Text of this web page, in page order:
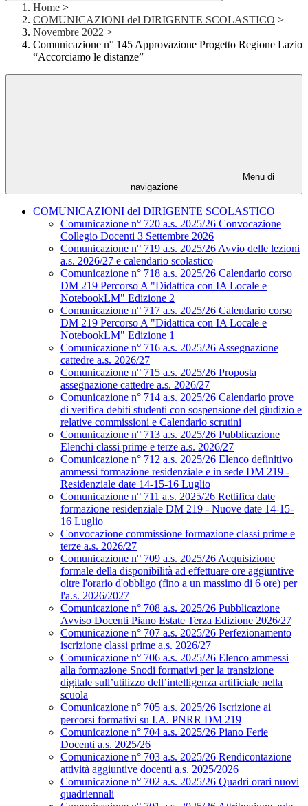
Home >
COMUNICAZIONI del DIRIGENTE SCOLASTICO >
Novembre 2022 >
Comunicazione n° 145 Approvazione Progetto Regione Lazio
“Accorciamo le distanze”
Menu di
navigazione
COMUNICAZIONI del DIRIGENTE SCOLASTICO
Comunicazione n° 720 a.s. 2025/26 Convocazione
Collegio Docenti 3 Settembre 2026
Comunicazione n° 719 a.s. 2025/26 Avvio delle lezioni
a.s. 2026/27 e calendario scolastico
Comunicazione n° 718 a.s. 2025/26 Calendario corso
DM 219 Percorso A "Didattica con IA Locale e
NotebookLM" Edizione 2
Comunicazione n° 717 a.s. 2025/26 Calendario corso
DM 219 Percorso A "Didattica con IA Locale e
NotebookLM" Edizione 1
Comunicazione n° 716 a.s. 2025/26 Assegnazione
cattedre a.s. 2026/27
Comunicazione n° 715 a.s. 2025/26 Proposta
assegnazione cattedre a.s. 2026/27
Comunicazione n° 714 a.s. 2025/26 Calendario prove
di verifica debiti studenti con sospensione del giudizio e
relative commissioni e Calendario scrutini
Comunicazione n° 713 a.s. 2025/26 Pubblicazione
Elenchi classi prime e terze a.s. 2026/27
Comunicazione n° 712 a.s. 2025/26 Elenco definitivo
ammessi formazione residenziale e in sede DM 219 -
Residenziale date 14-15-16 Luglio
Comunicazione n° 711 a.s. 2025/26 Rettifica date
formazione residenziale DM 219 - Nuove date 14-15-
16 Luglio
Convocazione commissione formazione classi prime e
terze a.s. 2026/27
Comunicazione n° 709 a.s. 2025/26 Acquisizione
formale della disponibilità ad effettuare ore aggiuntive
oltre l'orario d'obbligo (fino a un massimo di 6 ore) per
l'a.s. 2026/2027
Comunicazione n° 708 a.s. 2025/26 Pubblicazione
Avviso Docenti Piano Estate Terza Edizione 2026/27
Comunicazione n° 707 a.s. 2025/26 Perfezionamento
iscrizione classi prime a.s. 2026/27
Comunicazione n° 706 a.s. 2025/26 Elenco ammessi
alla formazione Snodi formativi per la transizione
digitale sull’utilizzo dell’intelligenza artificiale nella
scuola
Comunicazione n° 705 a.s. 2025/26 Iscrizione ai
percorsi formativi su I.A. PNRR DM 219
Comunicazione n° 704 a.s. 2025/26 Piano Ferie
Docenti a.s. 2025/26
Comunicazione n° 703 a.s. 2025/26 Rendicontazione
attività aggiuntive docenti a.s. 2025/2026
Comunicazione n° 702 a.s. 2025/26 Quadri orari nuovi
quadriennali